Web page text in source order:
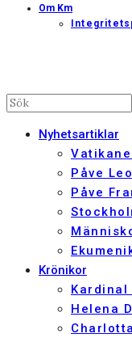
Om Km
Nyhetsartiklar
Påve Leo
Påve
Krönikor
Kardinal
Helena